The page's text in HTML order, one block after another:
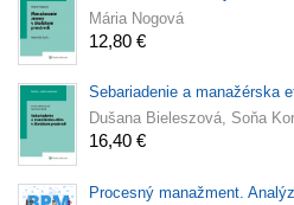
Mária Nogová
12,80 €
Sebariadenie a manažérska
Dušana Bieleszová, Soňa
16,40 €
Procesný manažment.